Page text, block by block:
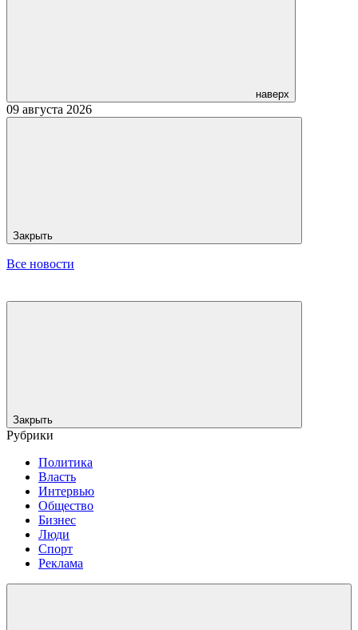
наверх
09 августа 2026
Закрыть
Все новости
Закрыть
Рубрики
Политика
Власть
Интервью
Общество
Бизнес
Люди
Спорт
Реклама